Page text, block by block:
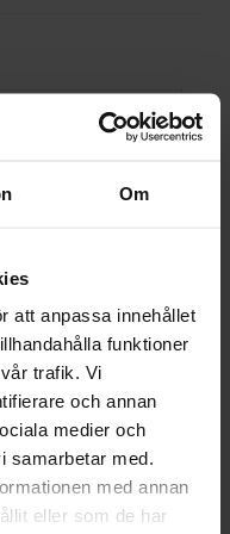
Om
att anpassa innehållet
funktioner
trafik. Vi
och annan
medier och
samarbetar med.
med annan
eller som de har